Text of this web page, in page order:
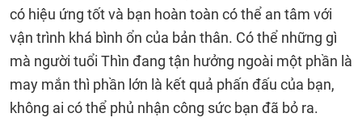
có hiệu ứng tốt và bạn hoàn toàn có thể an tâm với
vận trình khá bình ổn của bản thân. Có thể những gì
mà người tuổi Thìn đang tận hưởng ngoài một phần là
may mắn thì phần lớn là kết quả phấn đấu của bạn,
không ai có thể phủ nhận công sức bạn đã bỏ ra.